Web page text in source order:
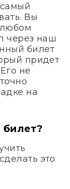
Вы
через наш
билет
придет
не
на
это